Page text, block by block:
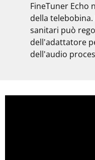
FineTuner Echo
della
sanitari può
dell'adattatore
dell'audio